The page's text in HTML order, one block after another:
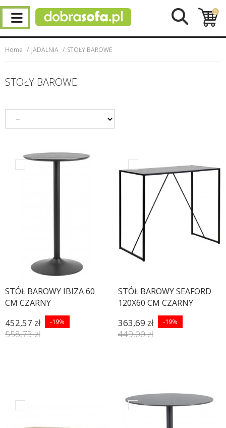
0
Home JADALNIA STOŁY BAROWE
STOŁY BAROWE
STÓŁ BAROWY IBIZA 60
CM CZARNY
452,57 zł -19%
558,73 zł
STÓŁ BAROWY SEAFORD
120X60 CM CZARNY
363,69 zł -19%
449,00 zł